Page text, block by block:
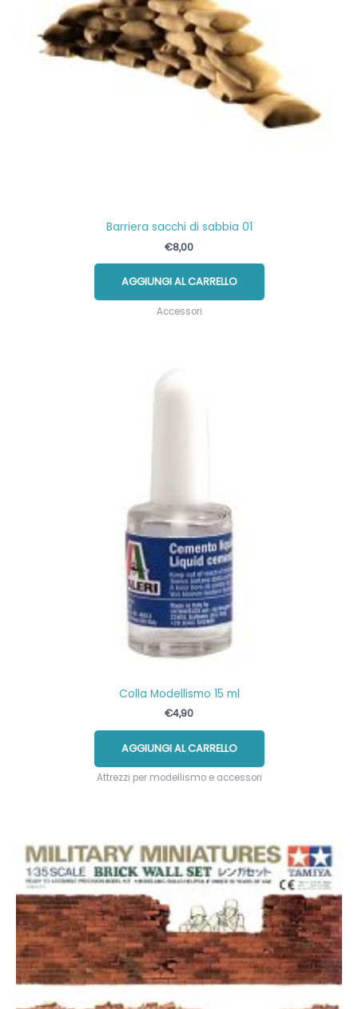
prodotto
Barriera sacchi di sabbia 01
€8,00
AGGIUNGI AL CARRELLO
Accessori
Colla Modellismo 15 ml
€4,90
AGGIUNGI AL CARRELLO
Attrezzi per modellismo e accessori